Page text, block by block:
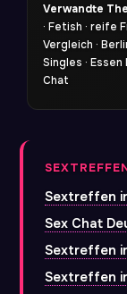
Verwandte
· Fetish · reife
Vergleich ·
Singles · Essen
Chat
Sextreffen
Sex Chat
Sextreffen
Sextreffen